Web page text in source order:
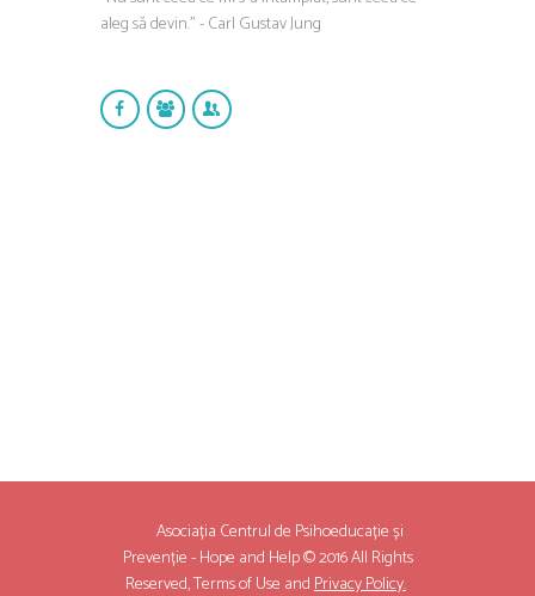
aleg să devin.” - Carl Gustav Jung
Asociația Centrul de Psihoeducație și
Prevenție - Hope and Help © 2016 All Rights
Reserved,Terms of Use andPrivacy Policy.